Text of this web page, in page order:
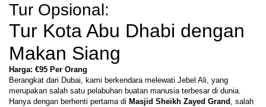
Tur Opsional:
Tur Kota Abu Dhabi dengan
Makan Siang
Harga: €95 Per Orang
Berangkat dari Dubai, kami berkendara melewati Jebel Ali, yang
merupakan salah satu pelabuhan buatan manusia terbesar di dunia.
Hanya dengan berhenti pertama di Masjid Sheikh Zayed Grand , salah